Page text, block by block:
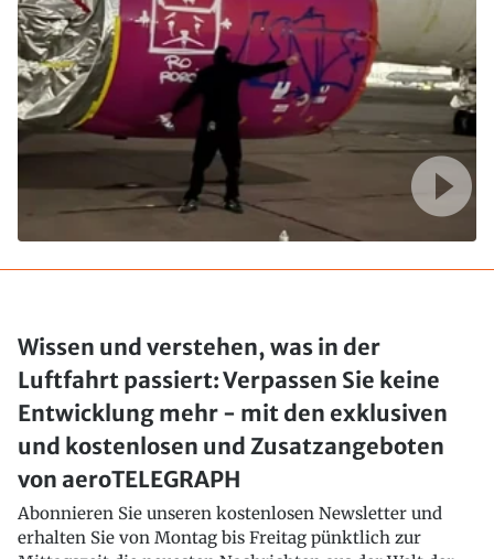
Wissen und verstehen, was in der
Luftfahrt passiert: Verpassen Sie keine
Entwicklung mehr - mit den exklusiven
und kostenlosen und Zusatzangeboten
von aeroTELEGRAPH
Abonnieren Sie unseren kostenlosen Newsletter und
erhalten Sie von Montag bis Freitag pünktlich zur